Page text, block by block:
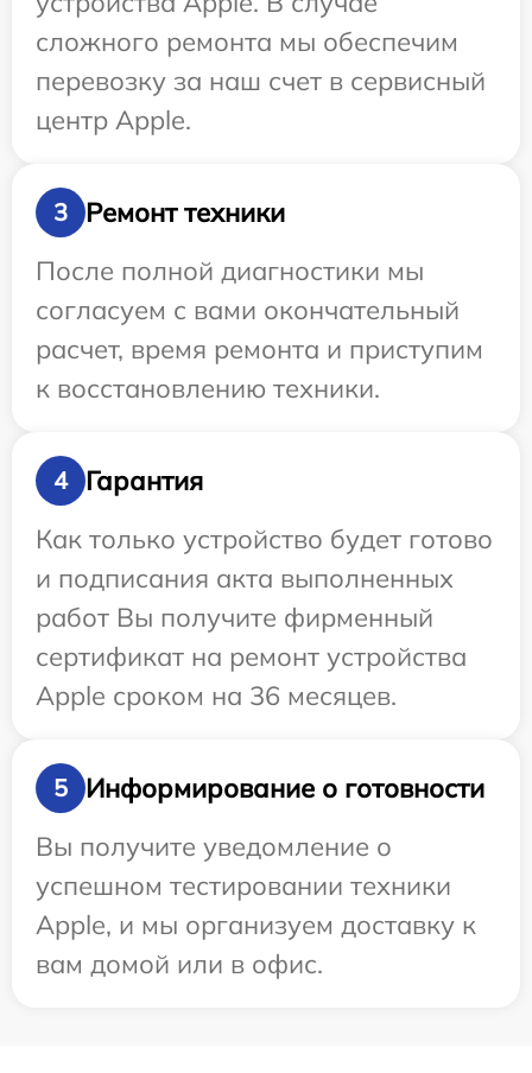
сложного ремонта мы обеспечим
перевозку за наш счет в сервисный
центр Apple.
3
Ремонт техники
После полной диагностики мы
согласуем с вами окончательный
расчет, время ремонта и приступим
к восстановлению техники.
4
Гарантия
Как только устройство будет готово
и подписания акта выполненных
работ Вы получите фирменный
сертификат на ремонт устройства
Apple сроком на 36 месяцев.
5
Информирование о готовности
Вы получите уведомление о
успешном тестировании техники
Apple, и мы организуем доставку к
вам домой или в офис.